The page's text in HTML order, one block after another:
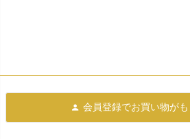
会員登録でお買い物が